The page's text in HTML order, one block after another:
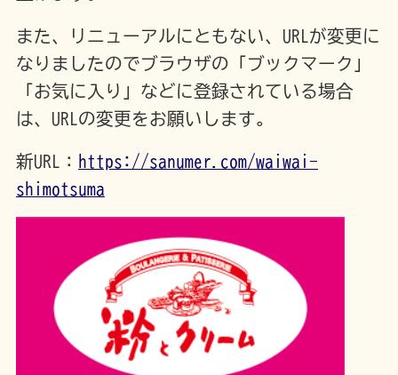
また、リニューアルにともない、URLが変更に
なりましたのでブラウザの「ブックマーク」
「お気に入り」などに登録されている場合
は、URLの変更をお願いします。
新URL：
https://sanumer.com/waiwai-
shimotsuma